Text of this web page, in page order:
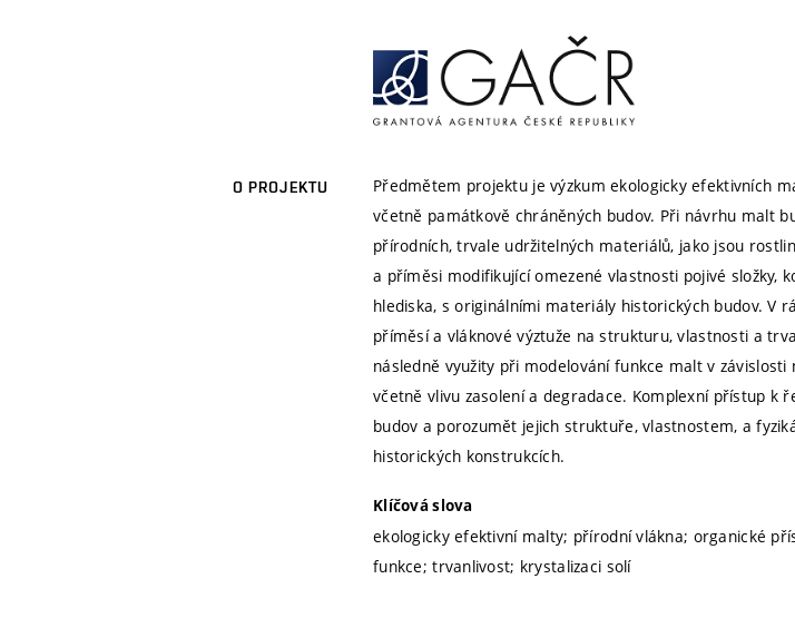
O PROJEKTU
Předmětem projektu je výzkum ekologicky efektivních
včetně památkově chráněných budov. Při návrhu malt
přírodních, trvale udržitelných materiálů, jako jsou
a příměsi modifikující omezené vlastnosti pojivé složky,
hlediska, s originálními materiály historických budov. V
příměsí a vláknové výztuže na strukturu, vlastnosti a
následně využity při modelování funkce malt v
včetně vlivu zasolení a degradace. Komplexní přístup k
budov a porozumět jejich struktuře, vlastnostem, a
historických konstrukcích.
Klíčová slova
ekologicky efektivní malty; přírodní vlákna; organické
funkce; trvanlivost; krystalizaci solí